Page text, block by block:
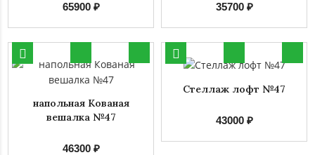
65900 ₽ 35700 ₽
напольная Кованая
вешалка №47
46300 ₽
Стеллаж лофт №47
43000 ₽